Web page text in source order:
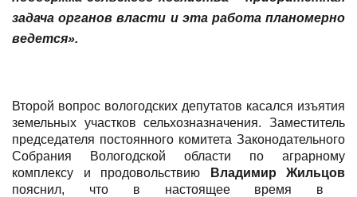
задача органов власти и эта работа планомерно
ведется».
Второй вопрос вологодских депутатов касался изъятия
земельных участков сельхозназначения. Заместитель
председателя постоянного комитета Законодательного
Собрания Вологодской области по аграрному
комплексу и продовольствию
Владимир Жильцов
пояснил, что в настоящее время в